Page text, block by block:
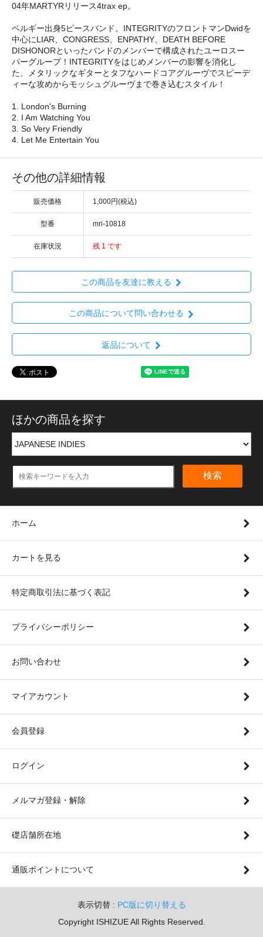
04年MARTYRリリース4trax ep。
ベルギー出身5ピースバンド。INTEGRITYのフロントマンDwidを
中心にLIAR、CONGRESS、ENPATHY、DEATH BEFORE
DISHONORといったバンドのメンバーで構成されたユーロスー
パーグループ！INTEGRITYをはじめメンバーの影響を消化し
た、メタリックなギターとタフなハードコアグルーヴでスピーデ
ィーな攻めからモッシュグルーヴまで巻き込むスタイル！
1. London's Burning
2. I Am Watching You
3. So Very Friendly
4. Let Me Entertain You
その他の詳細情報
販売価格 1,000円(税込)
型番 mri-10818
在庫状況 残 1 です
この商品を友達に教える
この商品について問い合わせる
返品について
ほかの商品を探す
検索
ホーム
カートを見る
特定商取引法に基づく表記
プライバシーポリシー
お問い合わせ
マイアカウント
会員登録
ログイン
メルマガ登録・解除
礎店舗所在地
通販ポイントについて
表示切替 : PC版に切り替える
Copyright ISHIZUE All Rights Reserved.